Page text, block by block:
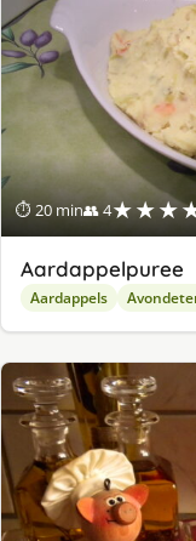
⏱ 20 min👥 4
Aardappelpuree
Aardappels